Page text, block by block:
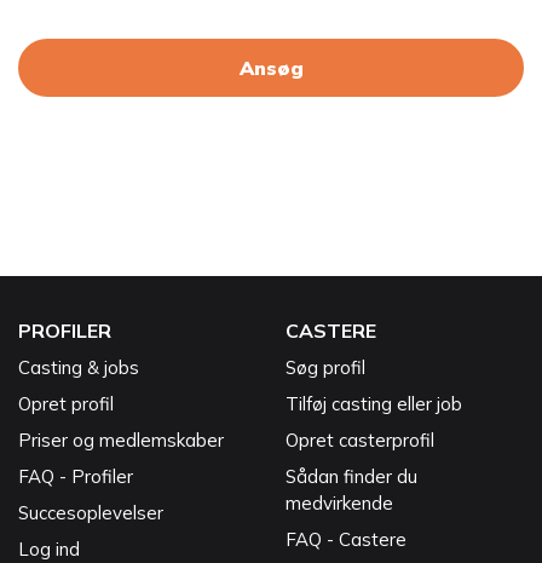
Ansøg
PROFILER
Casting & jobs
Opret profil
Priser og medlemskaber
FAQ - Profiler
Succesoplevelser
Log ind
CASTERE
Søg profil
Tilføj casting eller job
Opret casterprofil
Sådan finder du
medvirkende
FAQ - Castere